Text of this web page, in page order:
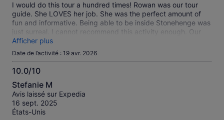
I would do this tour a hundred times! Rowan was our tour
guide. She LOVES her job. She was the perfect amount of
fun and informative. Being able to be inside Stonehenge was
just surreal. I cannot recommend this activity enough. Our
bus driver was so nice and was such a safe driver on some
very windy roads. This was unforgettable.
Afficher plus
Date de l’activité : 19 avr. 2026
10.0/10
10.0
sur
10
Stefanie M
Avis laissé sur Expedia
16 sept. 2025
États-Unis